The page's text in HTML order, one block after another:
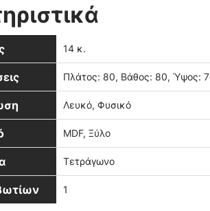
14 κ.
Πλάτος: 80, Βάθος: 80, Ύψος:
Λευκό, Φυσικό
MDF, Ξύλο
Τετράγωνο
1